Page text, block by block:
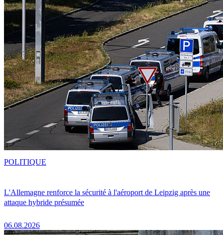
L'Allemagne renforce la sécurité à l'aéroport de Leipzig après une
attaque hybride présumée
06.08.2026
POLITIQUE